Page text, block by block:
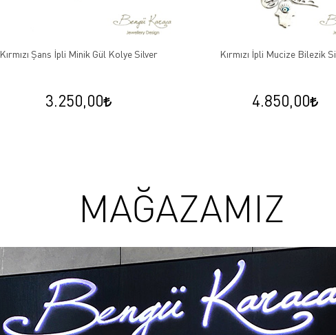
Kırmızı Şans İpli Minik Gül Kolye Silver
3.250,00
Kırmızı İpli Mucize Bilezik
4.850,00
MAĞAZAMIZ